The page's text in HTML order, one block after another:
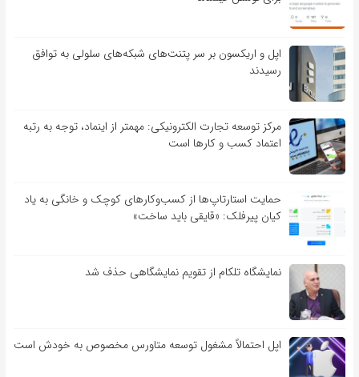
اپل و اریکسون بر سر پتنت‌های شبکه‌های سلولی به توافق
رسیدند
مرکز توسعه تجارت الکترونیکی: مهمتر از اینماد، توجه به رتبه
اعتماد کسب و کارها است
حمایت استارتاپ‌ها از کسب‌وکارهای کوچک و خانگی به یاد
کیان پیرفلک: «قایقی باید ساخت»
نمایشگاه تلکام از تقویم نمایشگاهی حذف شد
اپل احتمالاً مشغول توسعه متاورس مخصوص به خودش است